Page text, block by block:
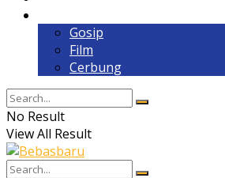
Gosip
Film
Cerbung
No Result
View All Result